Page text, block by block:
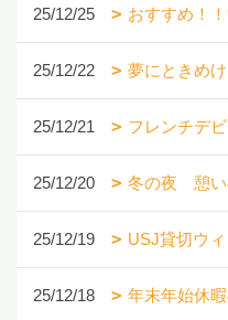
25/12/25 おすすめ！
25/12/22 夢にときめけ
25/12/21 フレンチデ
25/12/20 冬の夜 憩
25/12/19 USJ貸切ウィ
25/12/18 年末年始休